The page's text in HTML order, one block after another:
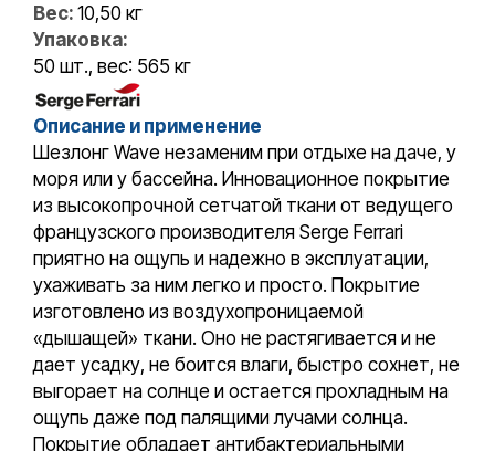
Вес: 10,50 кг
Упаковка:
50 шт., вес: 565 кг
Описание и применение
Шезлонг Wave незаменим при отдыхе на даче, у
моря или у бассейна. Инновационное покрытие
из высокопрочной сетчатой ткани от ведущего
французского производителя Serge Ferrari
приятно на ощупь и надежно в эксплуатации,
ухаживать за ним легко и просто. Покрытие
изготовлено из воздухопроницаемой
«дышащей» ткани. Оно не растягивается и не
дает усадку, не боится влаги, быстро сохнет, не
выгорает на солнце и остается прохладным на
ощупь даже под палящими лучами солнца.
Покрытие обладает антибактериальными